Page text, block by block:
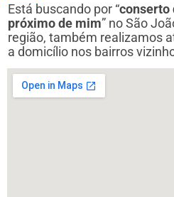
Está buscando por “conserto
próximo de mim” no São
região, também realizamos
a domicílio nos bairros